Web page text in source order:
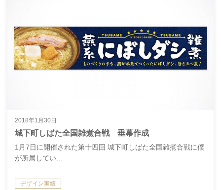
2018年1月30日
城下町しばた全国雑煮合戦 垂幕作成
1月7日に開催された第十四回 城下町しばた全国雑煮合戦に僕
が所属してい…
デザイン実績